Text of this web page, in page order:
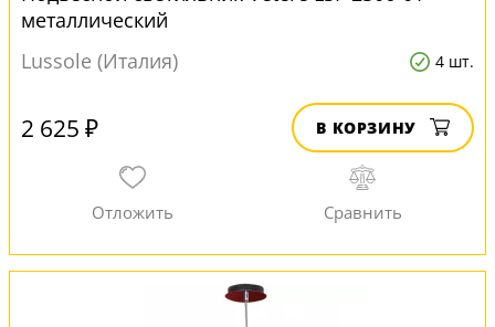
металлический
Lussole (Италия)
4 шт.
2 625 ₽ В КОРЗИНУ